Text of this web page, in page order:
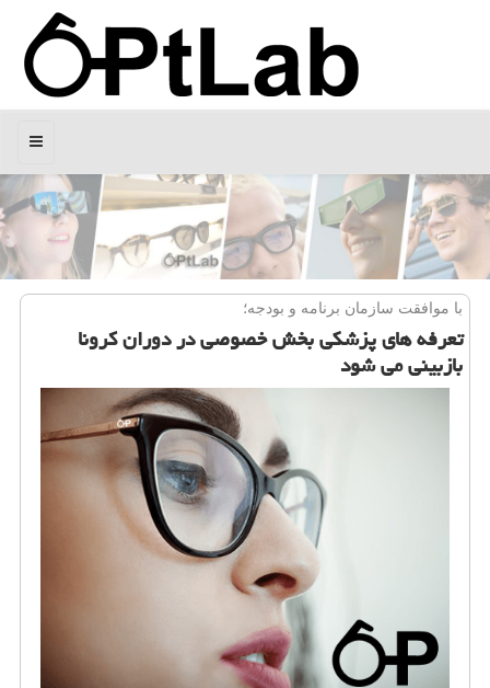
منو
با موافقت سازمان برنامه و بودجه؛
تعرفه های پزشكی بخش خصوصی در دوران كرونا
بازبینی می شود